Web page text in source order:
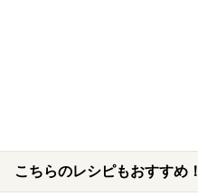
こちらのレシピもおすすめ！